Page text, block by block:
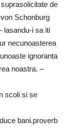
de
Schonburg
lasandu-i sa iti
necunoasterea
ignoranta
noastra. –
scoli si se
bani.proverb